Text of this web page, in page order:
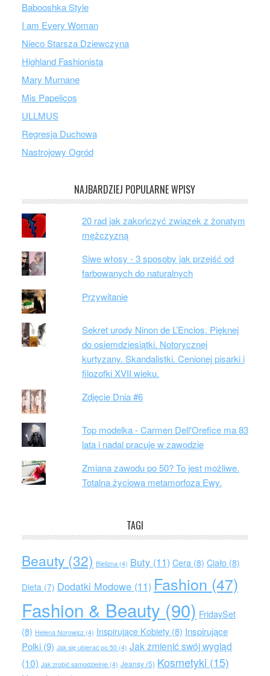
Babooshka Style
I am Every Woman
Nieco Starsza Dziewczyna
Highland Fashionista
Mary Murnane
Mis Papelicos
ULLMUS
Regresja Duchowa
Nastrojowy Ogród
NAJBARDZIEJ POPULARNE WPISY
20 rad jak zakończyć związek z żonatym
mężczyzną
Siwe włosy - 3 sposoby jak przejść od
farbowanych do naturalnych
Przywitanie
Sekret urody Ninon de L’Enclos. Pięknej
do osiemdziesiątki. Notorycznej
kurtyzany. Skandalistki. Cenionej pisarki i
filozofki XVII wieku.
Zdjęcie Dnia #6
Top modelka - Carmen Dell'Orefice ma 83
lata i nadal pracuje w zawodzie
Zmiana zawodu po 50? To jest możliwe.
Totalna życiowa metamorfoza Ewy.
TAGI
Beauty(32) Bielizna(4) Buty(11) Cera(8) Ciało(8)
Dieta(7) Dodatki Modowe(11) Fashion (47)
Fashion & Beauty (90) FridaySet
(8) Helena Norowicz(4) Inspirujące Kobiety(8) Inspirujące
Polki(9) Jak się ubierać po 50(4) Jak zmienić swój wygląd
(10) Jak zrobić samodzielnie(4) Jeansy(5) Kosmetyki (15)